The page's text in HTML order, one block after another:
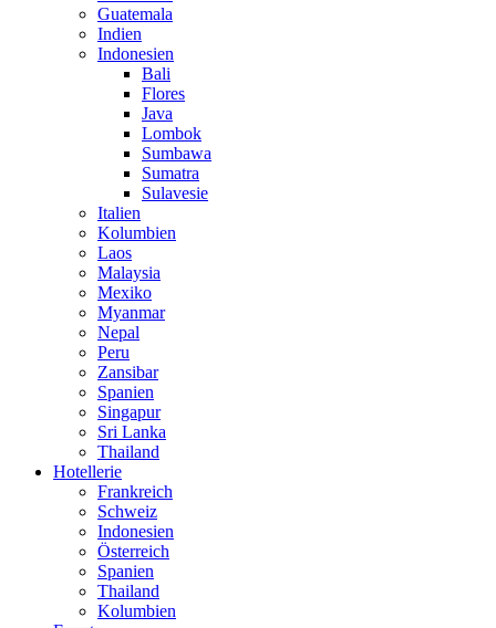
Guatemala
Indien
Indonesien
Bali
Flores
Java
Lombok
Sumbawa
Sumatra
Sulavesie
Italien
Kolumbien
Laos
Malaysia
Mexiko
Myanmar
Nepal
Peru
Zansibar
Spanien
Singapur
Sri Lanka
Thailand
Hotellerie
Frankreich
Schweiz
Indonesien
Österreich
Spanien
Thailand
Kolumbien